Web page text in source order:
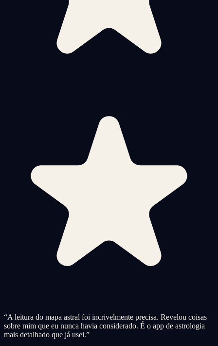
“A leitura do mapa astral foi incrivelmente precisa. Revelou coisas
sobre mim que eu nunca havia considerado. É o app de astrologia
mais detalhado que já usei.”